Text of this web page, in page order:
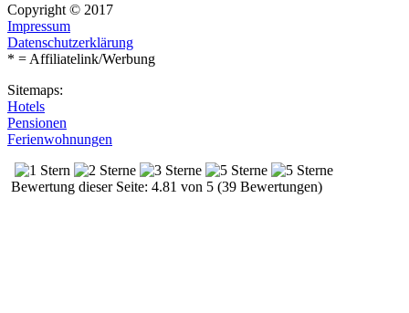
Copyright © 2017
Impressum
Datenschutzerklärung
* = Affiliatelink/Werbung
Sitemaps:
Hotels
Pensionen
Ferienwohnungen
Bewertung dieser Seite: 4.81 von 5 (39 Bewertungen)